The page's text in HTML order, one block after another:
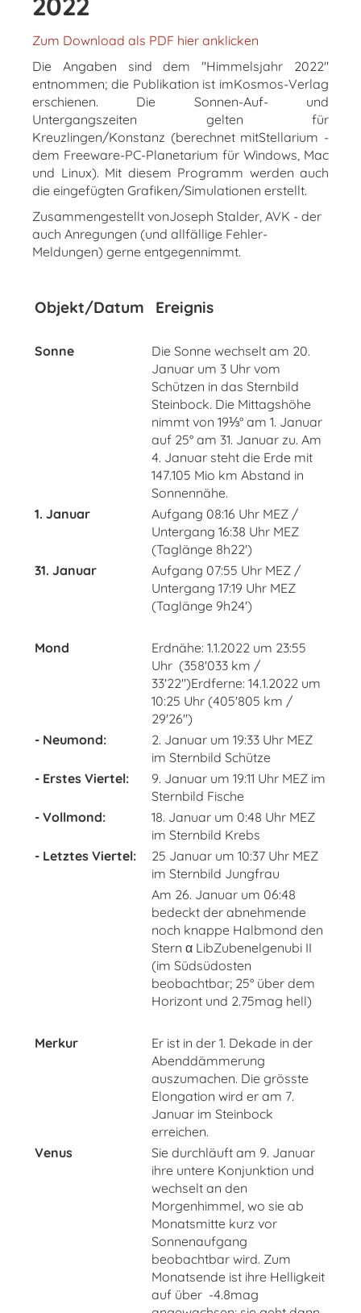
Zum Download als PDF hier anklicken
Die Angaben sind dem "Himmelsjahr 2022"
entnommen; die Publikation ist imKosmos-Verlag
erschienen. Die Sonnen-Auf- und
Untergangszeiten gelten für
Kreuzlingen/Konstanz (berechnet mitStellarium -
dem Freeware-PC-Planetarium für Windows, Mac
und Linux). Mit diesem Programm werden auch
die eingefügten Grafiken/Simulationen erstellt.
Zusammengestellt vonJoseph Stalder, AVK - der
auch Anregungen (und allfällige Fehler-
Meldungen) gerne entgegennimmt.
Objekt/Datum Ereignis
Sonne
Die Sonne wechselt am 20.
Januar um 3 Uhr vom
Schützen in das Sternbild
Steinbock. Die Mittagshöhe
nimmt von 19⅓° am 1. Januar
auf 25° am 31. Januar zu. Am
4. Januar steht die Erde mit
147.105 Mio km Abstand in
Sonnennähe.
1. Januar
Aufgang 08:16 Uhr MEZ /
Untergang 16:38 Uhr MEZ
(Taglänge 8h22')
31. Januar
Aufgang 07:55 Uhr MEZ /
Untergang 17:19 Uhr MEZ
(Taglänge 9h24')
Mond
Erdnähe: 1.1.2022 um 23:55
Uhr (358'033 km /
33'22")Erdferne: 14.1.2022 um
10:25 Uhr (405'805 km /
29'26'')
- Neumond:
2. Januar um 19:33 Uhr MEZ
im Sternbild Schütze
- Erstes Viertel:
9. Januar um 19:11 Uhr MEZ im
Sternbild Fische
- Vollmond:
18. Januar um 0:48 Uhr MEZ
im Sternbild Krebs
- Letztes Viertel:
25 Januar um 10:37 Uhr MEZ
im Sternbild Jungfrau
Am 26. Januar um 06:48
bedeckt der abnehmende
noch knappe Halbmond den
Stern α LibZubenelgenubi II
(im Südsüdosten
beobachtbar; 25° über dem
Horizont und 2.75mag hell)
Merkur
Er ist in der 1. Dekade in der
Abenddämmerung
auszumachen. Die grösste
Elongation wird er am 7.
Januar im Steinbock
erreichen.
Venus
Sie durchläuft am 9. Januar
ihre untere Konjunktion und
wechselt an den
Morgenhimmel, wo sie ab
Monatsmitte kurz vor
Sonnenaufgang
beobachtbar wird. Zum
Monatsende ist ihre Helligkeit
auf über -4.8mag